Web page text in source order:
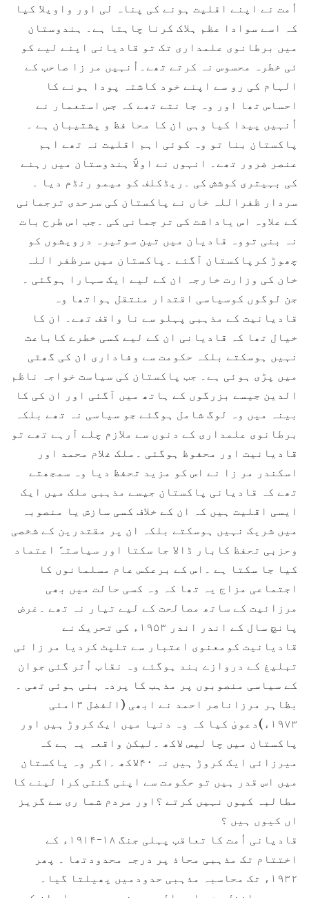
اُمت نے اپنے اقلیت ہونے کی پناہ لی اور واویلا کیا
کہ اسے سوادا عظم ہلاک کرنا چاہتا ہے۔ ہندوستان
میں برطانوی علمداری تک تو قادیانی اپنے لیے کو
ئی خطرہ محسوس نہ کرتے تھے۔اُنہیں مر زا صاحب کے
الہام کی رو سے اپنے خود کاشتہ پودا ہونے کا
احساس تھا اور وہ جا نتے تھے کہ جس استعمار نے
اُنہیں پیدا کیا وہی ان کا محا فظ و پشتیبان ہے ۔
پاکستان بنا تو وہ کوئی اہم اقلیت نہ تھے اہم
عنصر ضرور تھے۔ انہوں نے اولاً ہندوستان میں رہنے
کی بہیتری کوشش کی ۔ریڈکلف کو میمو رنڈم دیا ۔
سردار ظفراللہ خاں نے پاکستان کی سرحدی ترجمانی
کے علاوہ اس یاداشت کی تر جمانی کی ۔جب اس طرح بات
نہ بنی تووہ قادیان میں تین سوتیرہ درویشوں کو
چھوڑ کرپاکستان آگئے ۔پاکستان میں سرظفر اللہ
خان کی وزارت خارجہ ان کے لیے ایک سہارا ہوگئی ۔
جن لوگوں کوسیاسی اقتدار منتقل ہواتھا وہ
قادیانیت کے مذہبی پہلو سے نا واقف تھے۔ ان کا
خیال تھا کہ قادیانی ان کے لیے کسی خطرے کاباعث
نہیں ہوسکتے بلکہ حکومت سے وفاداری ان کی گھٹی
میں پڑی ہوئی ہے۔ جب پاکستان کی سیاست خواجہ ناظم
الدین جیسے بزرگوں کے ہاتھ میں آگئی اور ان کی کا
بینہ میں وہ لوگ شامل ہوگئے جو سیاسی نہ تھے بلکہ
برطانوی علمداری کے دنوں سے ملازم چلے آرہے تھے تو
قادیانیت اور محفوظ ہوگئی ۔ملک غلام محمد اور
اسکندر مر زا نے اس کو مزید تحفظ دیا وہ سمجھتے
تھے کہ قادیانی پاکستان جیسے مذہبی ملک میں ایک
ایسی اقلیت ہیں کہ ان کے خلاف کسی سازش یا منصوبہ
میں شریک نہیں ہوسکتے بلکہ ان پر مقتدرین کے شخصی
وحزبی تحفظ کابار ڈالا جا سکتا اور سیاستہً اعتماد
کیا جا سکتا ہے ۔اس کے برعکس عام مسلمانوں کا
اجتماعی مزاج یہ تھا کہ وہ کسی حالت میں بھی
مرزائیت کے ساتھ مصالحت کے لیے تیار نہ تھے ۔غرض
پانچ سال کے اندر اندر ۱۹۵۳ء کی تحریک نے
قادیانیت کومعنوی اعتبار سے تلپٹ کردیا مر زا ئی
تبلیغ کے دروازے بند ہوگئے وہ نقاب اُتر گئی جوان
کے سیاسی منصوبوں پر مذہب کا پردہ بنی ہوئی تھی ۔
بظاہر مرزاناصر احمد نے ابھی (الفضل ۱۳مئی
۱۹۷۳ء)دعویٰ کیا کہ وہ دنیا میں ایک کروڑ ہیں اور
پاکستان میں چا لیس لاکھ ۔لیکن واقعہ یہ ہے کہ
میرزائی ایک کروڑ ہیں نہ ۴۰لاکھ ۔اگر وہ پاکستان
میں اس قدر ہیں تو حکومت سے اپنی گنتی کرا لینے کا
مطالبہ کیوں نہیں کرتے ؟اور مردم شما ری سے گریز
اں کیوں ہیں ؟
قادیانی اُمت کا تعاقب پہلی جنگ ۱۸-۱۹۱۴ء کے
اختتام تک مذہبی محاذ پر درجہ محدودتھا ۔ پھر
۱۹۳۲ء تک محاسبہ مذہبی حدودمیں پھیلتا گیا۔